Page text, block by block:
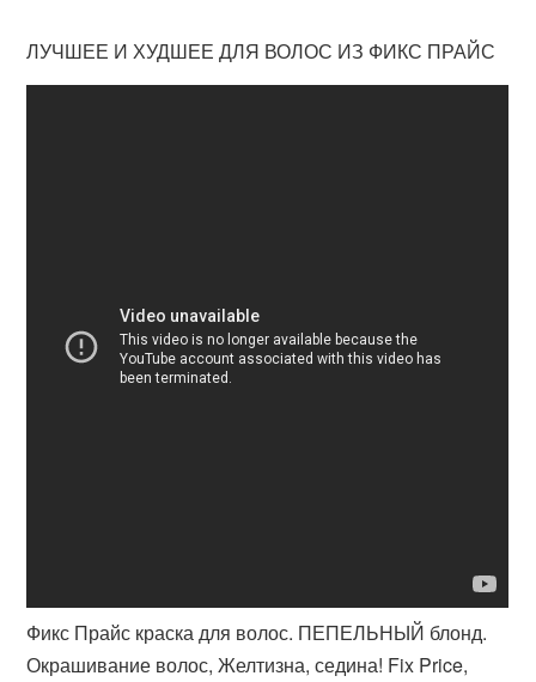
ЛУЧШЕЕ И ХУДШЕЕ ДЛЯ ВОЛОС ИЗ ФИКС ПРАЙС
Фикс Прайс краска для волос. ПЕПЕЛЬНЫЙ блонд.
Окрашивание волос, Желтизна, седина! Fix Price,